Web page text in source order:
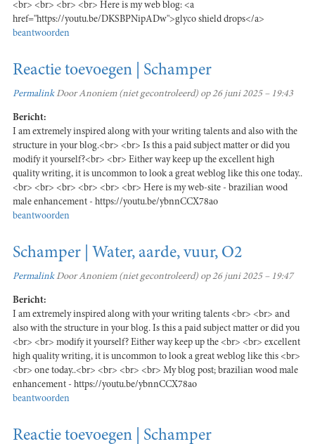
<br> <br> <br> <br> Here is my web blog: <a
href="https://youtu.be/DKSBPNipADw">glyco shield drops</a>
beantwoorden
Reactie toevoegen | Schamper
PermalinkDoorAnoniem (niet gecontroleerd) op 26 juni 2025 – 19:43
Bericht:
I am extremely inspired along with your writing talents and also with the
structure in your blog.<br> <br> Is this a paid subject matter or did you
modify it yourself?<br> <br> Either way keep up the excellent high
quality writing, it is uncommon to look a great weblog like this one today..
<br> <br> <br> <br> <br> <br> Here is my web-site - brazilian wood
male enhancement - https://youtu.be/ybnnCCX78ao
beantwoorden
Schamper | Water, aarde, vuur, O2
PermalinkDoorAnoniem (niet gecontroleerd) op 26 juni 2025 – 19:47
Bericht:
I am extremely inspired along with your writing talents <br> <br> and
also with the structure in your blog. Is this a paid subject matter or did you
<br> <br> modify it yourself? Either way keep up the <br> <br> excellent
high quality writing, it is uncommon to look a great weblog like this <br>
<br> one today..<br> <br> <br> <br> My blog post; brazilian wood male
enhancement - https://youtu.be/ybnnCCX78ao
beantwoorden
Reactie toevoegen | Schamper